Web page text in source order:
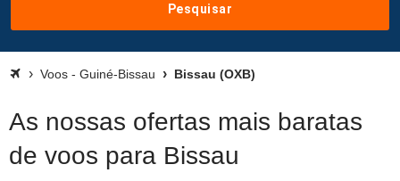
Pesquisar
Voos - Guiné-Bissau Bissau (OXB)
As nossas ofertas mais baratas
de voos para Bissau